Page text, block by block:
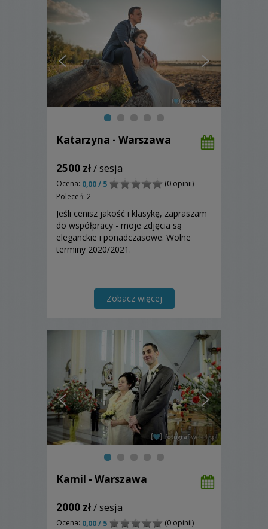
Katarzyna - Warszawa
2500 zł/ sesja
Ocena: 0,00 / 5
(0 opinii)
Poleceń: 2
Jeśli cenisz jakość i klasykę, zapraszam
do współpracy - moje zdjęcia są
eleganckie i ponadczasowe. Wolne
terminy 2020/2021.
Zobacz więcej
Kamil - Warszawa
2000 zł/ sesja
Ocena: 0,00 / 5
(0 opinii)